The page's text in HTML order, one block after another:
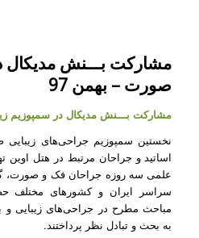
مشارکت بـــنش مدیکال
صورت – بهمن 97
مشارکت بـــنش مدیکال در سمپوزیم
اساتید و جراحان مرتبط در هتل اوین
علمی سه روزه جراحان فک و صورت،
سراسر ایران و کشورهای مختلف
مباحث مطرح در جراحی‌های زیبایی
به بحث و تبادل نظر پرداختند.